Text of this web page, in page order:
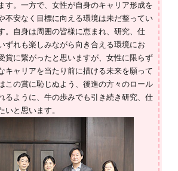
す。一方で、女性が自身のキャリア形成を
不安なく目標に向える環境は未だ整ってい
。自身は周囲の皆様に恵まれ、研究、仕
ずれも楽しみながら向き合える環境にお
賞に繋がったと思いますが、女性に限らず
キャリアを当たり前に描ける未来を願って
この賞に恥じぬよう、後進の方々のロール
るように、牛の歩みでも引き続き研究、仕
いと思います。